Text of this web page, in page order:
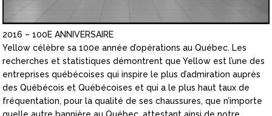
2016 – 100E ANNIVERSAIRE
Yellow célèbre sa 100e année d’opérations au Québec. Les
recherches et statistiques démontrent que Yellow est l’une des
entreprises québécoises qui inspire le plus d’admiration auprès
des Québécois et Québécoises et qui a le plus haut taux de
fréquentation, pour la qualité de ses chaussures, que n’importe